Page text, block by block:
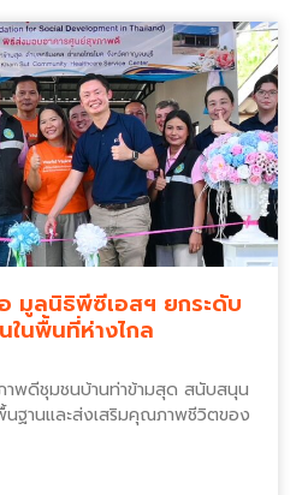
มูลนิธิพีซีเอสฯ ยกระดับ
นพื้นที่ห่างไกล
าพดีชุมชนบ้านท่าข้ามสุด สนับสนุน
นฐานและส่งเสริมคุณภาพชีวิตของ